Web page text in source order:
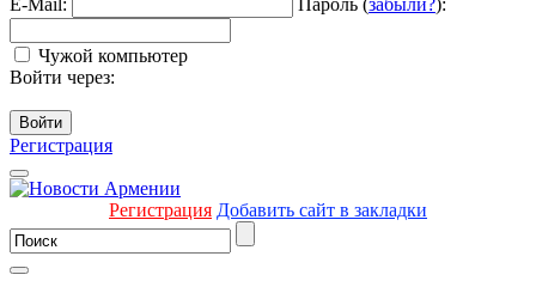
E-Mail: Пароль (забыли?):
Чужой компьютер
Войти через:
Войти
Регистрация
Регистрация Добавить сайт в закладки